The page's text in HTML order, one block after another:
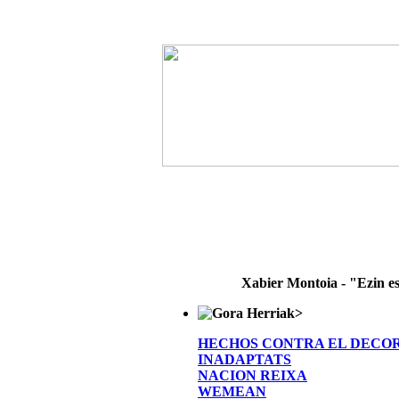
Xabier Montoia - "Ezin
>
HECHOS CONTRA EL
INADAPTATS
NACION REIXA
WEMEAN